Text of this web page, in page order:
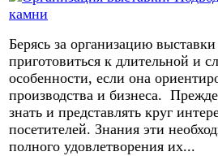
Берясь за организацию
приготовиться к длительной и
особенности, если она
производства и бизнеса.
знать и представлять круг
посетителей. Знания эти
полного удовлетворения их...